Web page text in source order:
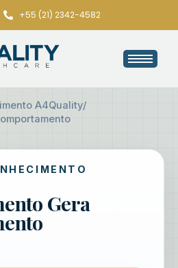
+55 (21) 2342-4582
A4Quality/
Gera